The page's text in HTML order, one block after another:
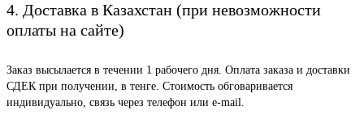
4. Доставка в Казахстан (при невозможности
оплаты на сайте)
Заказ высылается в течении 1 рабочего дня. Оплата заказа и доставки
СДЕК при получении, в тенге. Стоимость обговаривается
индивидуально, связь через телефон или e-mail.